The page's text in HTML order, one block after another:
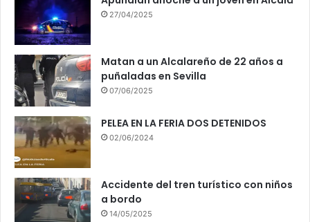
27/04/2025
Matan a un Alcalareño de 22 años a
puñaladas en Sevilla
07/06/2025
PELEA EN LA FERIA DOS DETENIDOS
02/06/2024
Accidente del tren turístico con niños
a bordo
14/05/2025